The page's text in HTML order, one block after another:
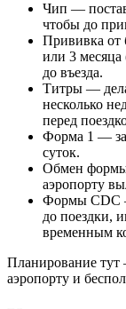
Чип —
чтобы до
Прививка от
или 3 месяца
до въезда.
Титры —
несколько
перед
Форма 1 — за
суток.
Обмен
аэропорту
Формы CDC
до поездки,
временным
Планирование тут
аэропорту и